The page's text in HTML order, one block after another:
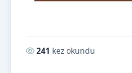
Okunma sayısı:
241 kez okundu